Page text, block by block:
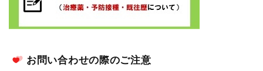
お問い合わせの際のご注意